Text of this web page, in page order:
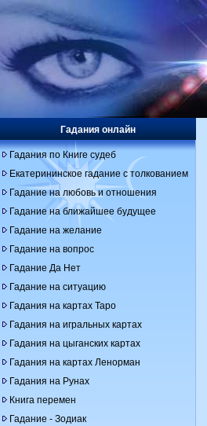
Гадания онлайн
Гадания по Книге судеб
Екатерининское гадание с толкованием
Гадание на любовь и отношения
Гадание на ближайшее будущее
Гадание на желание
Гадание на вопрос
Гадание Да Нет
Гадание на ситуацию
Гадания на картах Таро
Гадания на игральных картах
Гадания на цыганских картах
Гадания на картах Ленорман
Гадания на Рунах
Книга перемен
Гадание - Зодиак